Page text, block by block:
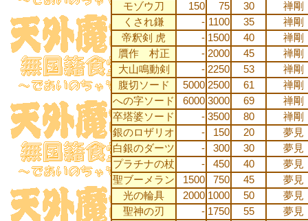
モゾウ刀
150 75 30
禅剛
くされ鎌
- 1100 35
禅剛
帝釈剣 虎
- 1500 40
禅剛
贋作 村正
- 2000 45
禅剛
大山鳴動剣
- 2250 53
禅剛
腹切ソード
5000 2500 61
禅剛
への字ソード
6000 3000 69
禅剛
卒塔婆ソード
- 3500 80
禅剛
銀のロザリオ
- 150 20
夢見
白銀のダーツ
- 300 30
夢見
プラチナの杖
- 450 40
夢見
聖ブーメラン
1500 750 45
夢見
光の輪具
2000 1000 50
夢見
聖神の刃
- 1750 55
夢見